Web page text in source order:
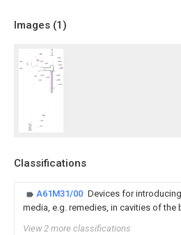
Images (1)
Classifications
A61M31/00 Devices for
media, e.g. remedies, in cavities of the
View 2 more classifications